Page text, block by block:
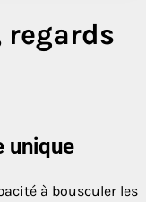
regards
unique
à bousculer les